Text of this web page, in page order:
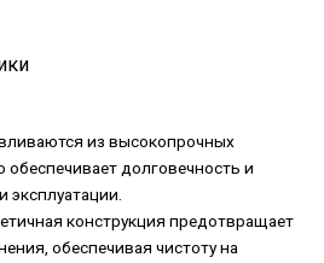
из высокопрочных
обеспечивает долговечность и
эксплуатации.
конструкция предотвращает
обеспечивая чистоту на